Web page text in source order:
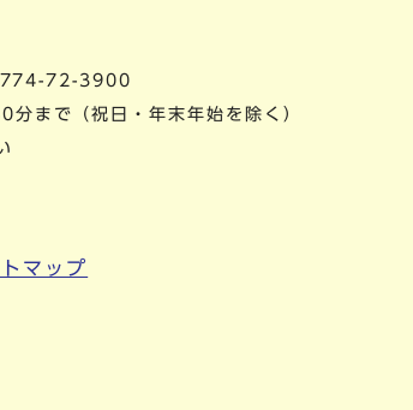
72-3900
まで（祝日・年末年始を除く）
マップ